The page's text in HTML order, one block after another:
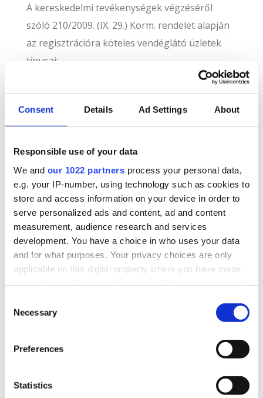
Consent Details Ad Settings About
Responsible use of your data
We and our 1022 partners process your personal data,
e.g. your IP-number, using technology such as cookies to
store and access information on your device in order to
serve personalized ads and content, ad and content
measurement, audience research and services
development. You have a choice in who uses your data
and for what purposes. Your privacy choices are only
applicable on this digital property where you have made
the Privacy trigger icon.
Collect information about your geographical
meters
Selection
Necessary
Preferences
Statistics
A kereskedelmi tevékenységek végzéséről
szóló 210/2009. (IX. 29.) Korm. rendelet alapján
az regisztrációra köteles vendéglátó üzletek
típusai:
étterem, TEÁOR’08: 5610 – éttermi, mozgó
vendéglátás
vendéglátás
cukrászda, TEÁOR’08: 5610 – éttermi,
mozgó vendéglátás
kávézó, alkoholmentes italokra
specializálódott vendéglátóhely,
TEÁOR’08: 5630 – italszolgáltatás
zenés-táncos szórakozóhely, TEÁOR’08:
vendéglátóhely, TEÁOR’08: 5629 – egyéb